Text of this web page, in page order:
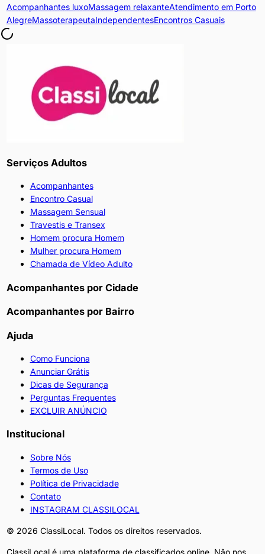
transar,
sem
intimidade,
realmente
ACONTECER),que
DAR
CHUPAR
BEIJAR,TENHA
arranje
TAMBÉM
dotado
(tenho
de
Acompanhantes luxoMassagem relaxanteAtendimento em Porto
AlegreMassoterapeutaIndependentesEncontros Casuais
Serviços Adultos
Acompanhantes
Encontro Casual
Massagem Sensual
Travestis e Transex
Homem procura Homem
Mulher procura Homem
Chamada de Vídeo Adulto
Acompanhantes por Cidade
Acompanhantes por Bairro
Ajuda
Como Funciona
Anunciar Grátis
Dicas de Segurança
Perguntas Frequentes
EXCLUIR ANÚNCIO
Institucional
Sobre Nós
Termos de Uso
Política de Privacidade
Contato
INSTAGRAM CLASSILOCAL
© 2026 ClassiLocal. Todos os direitos reservados.
ClassiLocal é uma plataforma de classificados online. Não nos